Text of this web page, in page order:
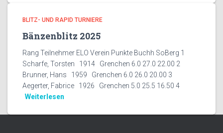
BLITZ- UND RAPID TURNIERE
Bänzenblitz 2025
Rang Teilnehmer ELO Verein Punkte Buchh SoBerg 1
Scharfe, Torsten 1914 Grenchen 6.0 27.0 22.00 2
Brunner, Hans 1959 Grenchen 6.0 26.0 20.00 3
Aegerter, Fabrice 1926 Grenchen 5.0 25.5 16.50 4
Weiterlesen